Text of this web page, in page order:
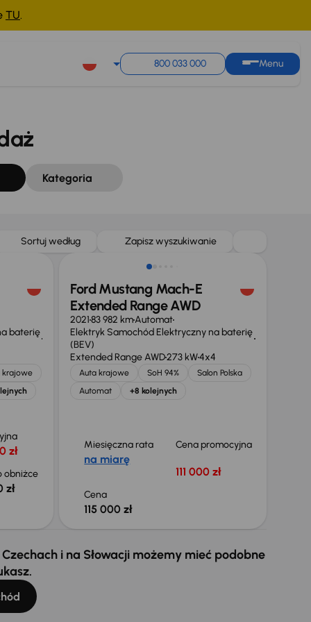
TU.
800 033 000 Menu
Kategoria
Sortuj według Zapisz wyszukiwanie
baterię
krajowe
zł
obniżce
zł
Możliwość odliczenia VAT
Ford Mustang Mach-E
Extended Range AWD
202183 982 kmAutomat
Elektryk Samochód Elektryczny na baterię
(BEV)
Extended Range AWD273 kW4x4
Auta krajowe SoH 94%
Salon Polska
Automat
+8 kolejnych
Miesięczna rata
na miarę
Cena promocyjna
111 000 zł
Cena
115 000 zł
i na Słowacji możemy mieć podobne